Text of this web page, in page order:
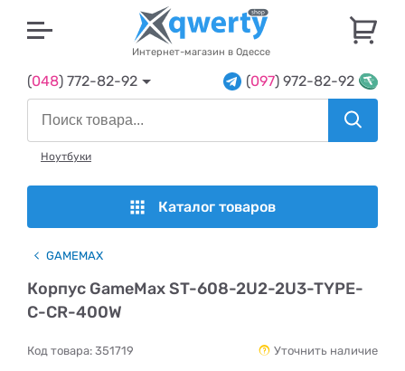
Интернет-магазин в Одессе
(048) 772-82-92 (097) 972-82-92
Ноутбуки
Каталог товаров
GAMEMAX
Корпус GameMax ST-608-2U2-2U3-TYPE-
C-CR-400W
Код товара: 351719 Уточнить наличие